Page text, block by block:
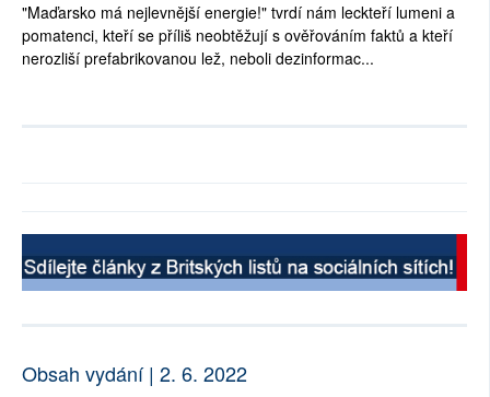
"Maďarsko má nejlevnější energie!" tvrdí nám leckteří lumeni a
pomatenci, kteří se příliš neobtěžují s ověřováním faktů a kteří
nerozliší prefabrikovanou lež, neboli dezinformac...
Obsah vydání | 2. 6. 2022